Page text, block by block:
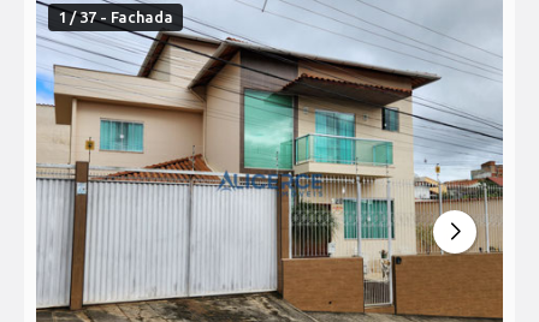
1 / 37 - Fachada